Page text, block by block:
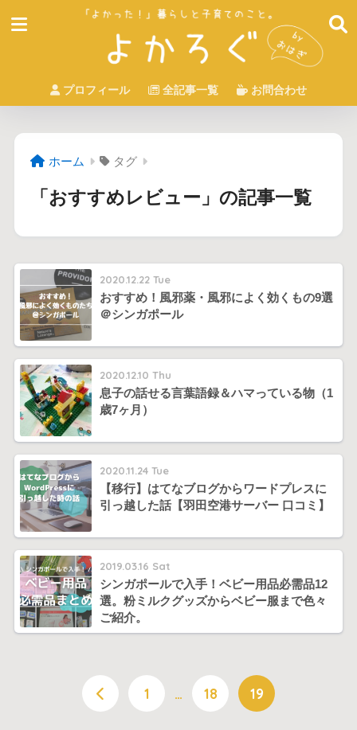
プロフィール 全記事一覧 お問合わせ
ホーム タグ
「おすすめレビュー」の記事一覧
2020.12.22 Tue
おすすめ！風邪薬・風邪によく効くもの9選
＠シンガポール
2020.12.10 Thu
息子の話せる言葉語録＆ハマっている物（1
歳7ヶ月）
2020.11.24 Tue
【移行】はてなブログからワードプレスに
引っ越した話【羽田空港サーバー 口コミ】
2019.03.16 Sat
シンガポールで入手！ベビー用品必需品12
選。粉ミルクグッズからベビー服まで色々
ご紹介。
1 … 18 19